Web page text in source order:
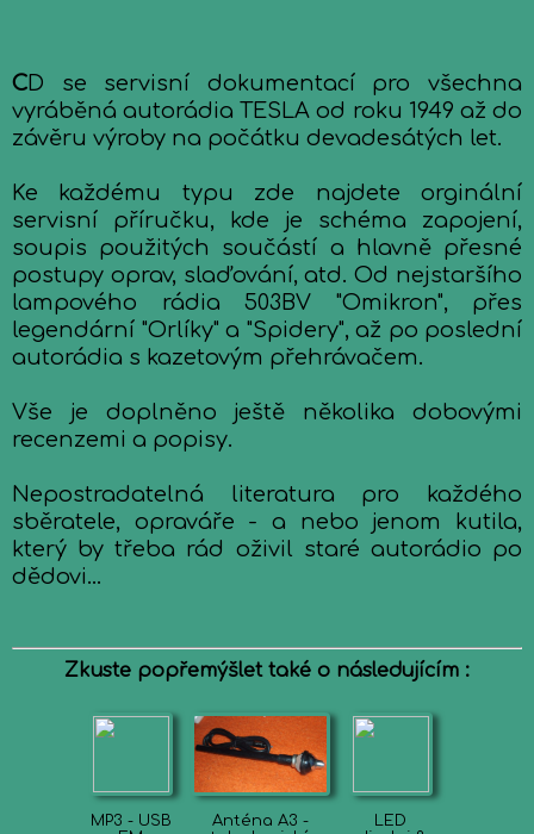
CD se servisní dokumentací pro všechna
vyráběná autorádia TESLA od roku 1949 až do
závěru výroby na počátku devadesátých let.
Ke každému typu zde najdete orginální
servisní příručku, kde je schéma zapojení,
soupis použitých součástí a hlavně přesné
postupy oprav, slaďování, atd. Od nejstaršího
lampového rádia 503BV "Omikron", přes
legendární "Orlíky" a "Spidery", až po poslední
autorádia s kazetovým přehrávačem.
Vše je doplněno ještě několika dobovými
recenzemi a popisy.
Nepostradatelná literatura pro každého
sběratele, opraváře - a nebo jenom kutila,
který by třeba rád oživil staré autorádio po
dědovi...
Zkuste popřemýšlet také o následujícím :
MP3 - USB
Anténa A3 -
LED